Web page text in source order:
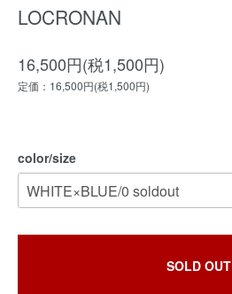
LOCRONAN
16,500円(税1,500円)
定価：16,500円(税1,500円)
color/size
SOLD OUT